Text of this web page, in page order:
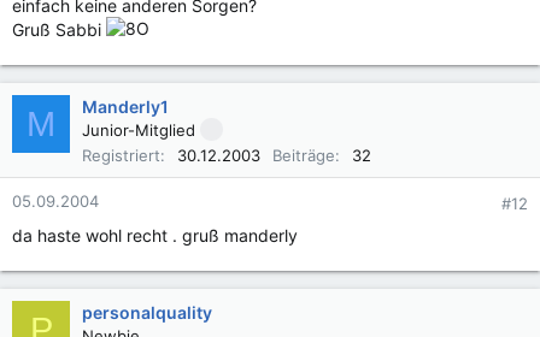
einfach keine anderen Sorgen?
Gruß Sabbi
M Manderly1
Junior-Mitglied
Registriert
30.12.2003 Beiträge 32
05.09.2004 #12
da haste wohl recht . gruß manderly
P personalquality